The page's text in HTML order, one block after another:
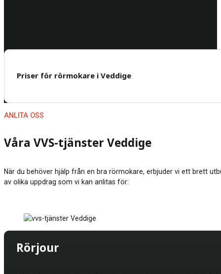
Priser för rörmokare i Veddige
Våra VVS-tjänster Veddige
När du behöver hjälp från en bra rörmokare, erbjuder vi ett brett
av olika uppdrag som vi kan anlitas för:
ANLITA OSS
Rörjour